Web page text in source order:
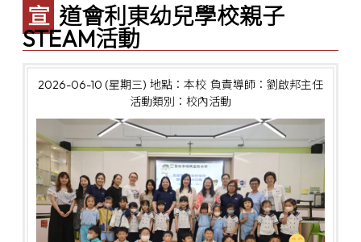
宣道會利東幼兒學校親子
STEAM活動
2026-06-10 (星期三) 地點：本校 負責導師：劉啟邦主任
活動類別：校內活動